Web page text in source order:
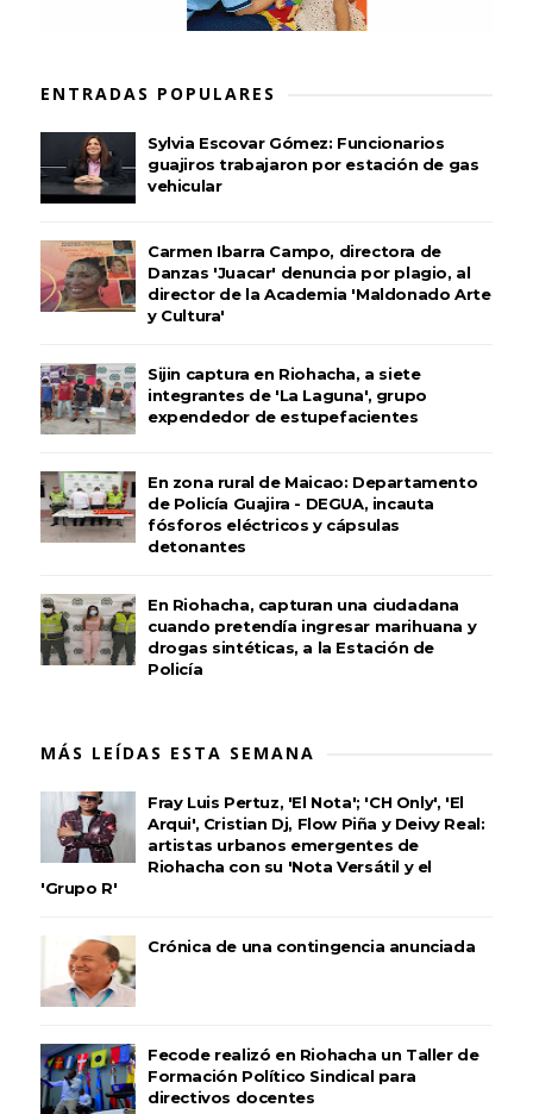
ENTRADAS POPULARES
Sylvia Escovar Gómez: Funcionarios
guajiros trabajaron por estación de gas
vehicular
Carmen Ibarra Campo, directora de
Danzas 'Juacar' denuncia por plagio, al
director de la Academia 'Maldonado Arte
y Cultura'
Sijin captura en Riohacha, a siete
integrantes de 'La Laguna', grupo
expendedor de estupefacientes
En zona rural de Maicao: Departamento
de Policía Guajira - DEGUA, incauta
fósforos eléctricos y cápsulas
detonantes
En Riohacha, capturan una ciudadana
cuando pretendía ingresar marihuana y
drogas sintéticas, a la Estación de
Policía
MÁS LEÍDAS ESTA SEMANA
Fray Luis Pertuz, 'El Nota'; 'CH Only', 'El
Arqui', Cristian Dj, Flow Piña y Deivy Real:
artistas urbanos emergentes de
Riohacha con su 'Nota Versátil y el
'Grupo R'
Crónica de una contingencia anunciada
Fecode realizó en Riohacha un Taller de
Formación Político Sindical para
directivos docentes